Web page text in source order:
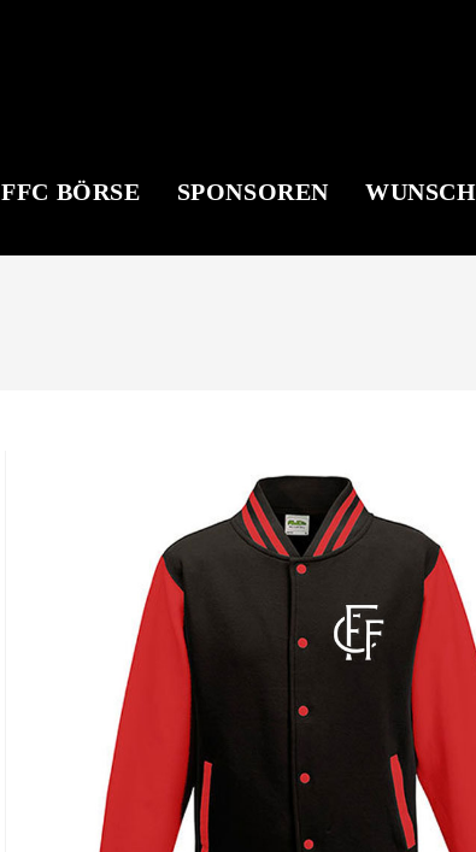
FFC BÖRSE SPONSOREN